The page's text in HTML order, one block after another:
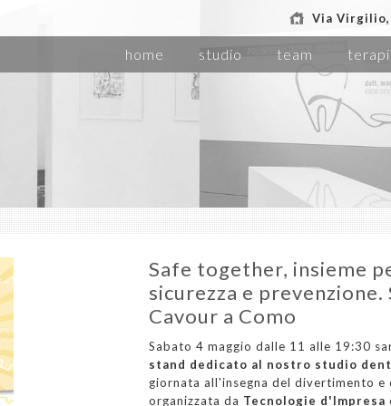
Via Virgilio,
home studio team
Safe together, insieme
sicurezza e prevenzione.
Cavour a Como
Sabato 4 maggio dalle 11 alle 19:30
stand dedicato al nostro studio
giornata all'insegna del divertimento e
organizzata da Tecnologie d'Impresa